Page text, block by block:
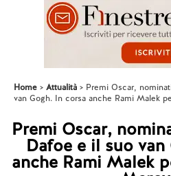
Home Attualità
Premi Oscar,
van Gogh. In corsa anche Rami Malek
Premi Oscar,
Dafoe e il suo van
anche Rami Malek